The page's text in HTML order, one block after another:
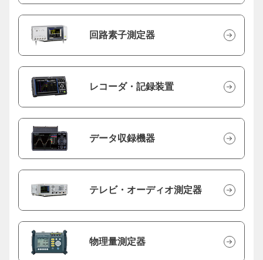
回路素子測定器
レコーダ・記録装置
データ収録機器
テレビ・オーディオ測定器
物理量測定器